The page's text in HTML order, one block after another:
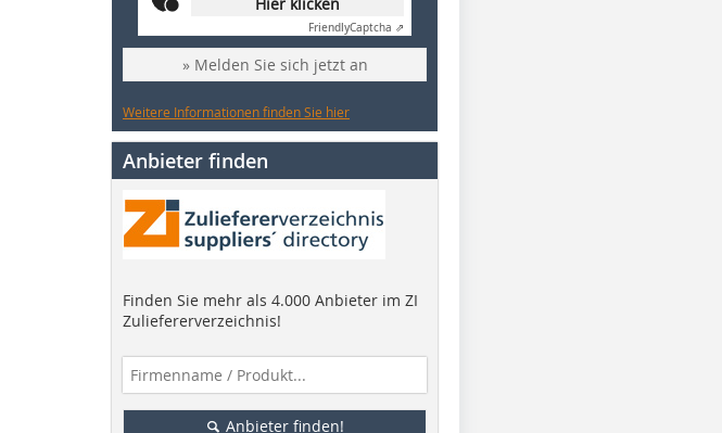
FriendlyCaptcha ⇗
» Melden Sie sich jetzt an
Weitere Informationen finden Sie hier
Anbieter finden
Finden Sie mehr als 4.000 Anbieter im ZI
Zuliefererverzeichnis!
Anbieter finden!